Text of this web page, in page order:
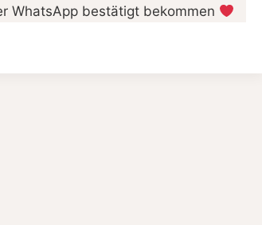
WhatsApp bestätigt bekommen